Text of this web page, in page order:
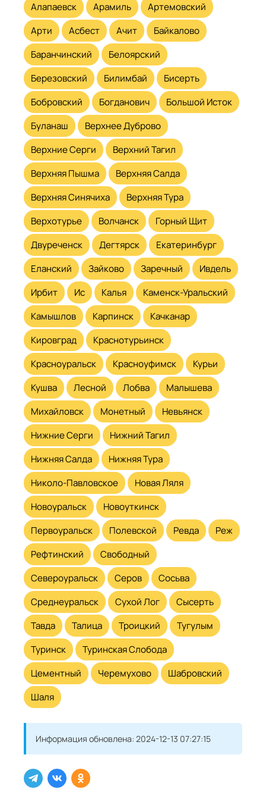
Алапаевск Арамиль
Артемовский
Арти
Асбест Ачит
Байкалово
Баранчинский
Белоярский
Березовский
Билимбай
Бисерть
Бобровский
Богданович
Большой Исток
Буланаш
Верхнее Дуброво
Верхние Серги
Верхний Тагил
Верхняя Пышма
Верхняя Салда
Верхняя Синячиха
Верхняя Тура
Верхотурье
Волчанск
Горный Щит
Двуреченск
Дегтярск
Екатеринбург
Еланский
Зайково Заречный
Ивдель
Ирбит
Ис Калья
Каменск-Уральский
Камышлов
Карпинск
Качканар
Кировград
Краснотурьинск
Красноуральск
Красноуфимск
Курьи
Кушва
Лесной Лобва
Малышева
Михайловск
Монетный
Невьянск
Нижние Серги
Нижний Тагил
Нижняя Салда
Нижняя Тура
Николо-Павловское
Новая Ляля
Новоуральск
Новоуткинск
Первоуральск
Полевской Ревда
Реж
Рефтинский
Свободный
Североуральск
Серов
Сосьва
Среднеуральск
Сухой Лог
Сысерть
Тавда
Талица Троицкий
Тугулым
Туринск
Туринская Слобода
Цементный
Черемухово
Шабровский
Шаля
Информация обновлена: 2024-12-13 07:27:15